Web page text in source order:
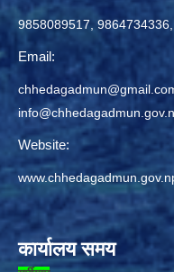
9858089517,
Email:
Website:
कार्यालय समय